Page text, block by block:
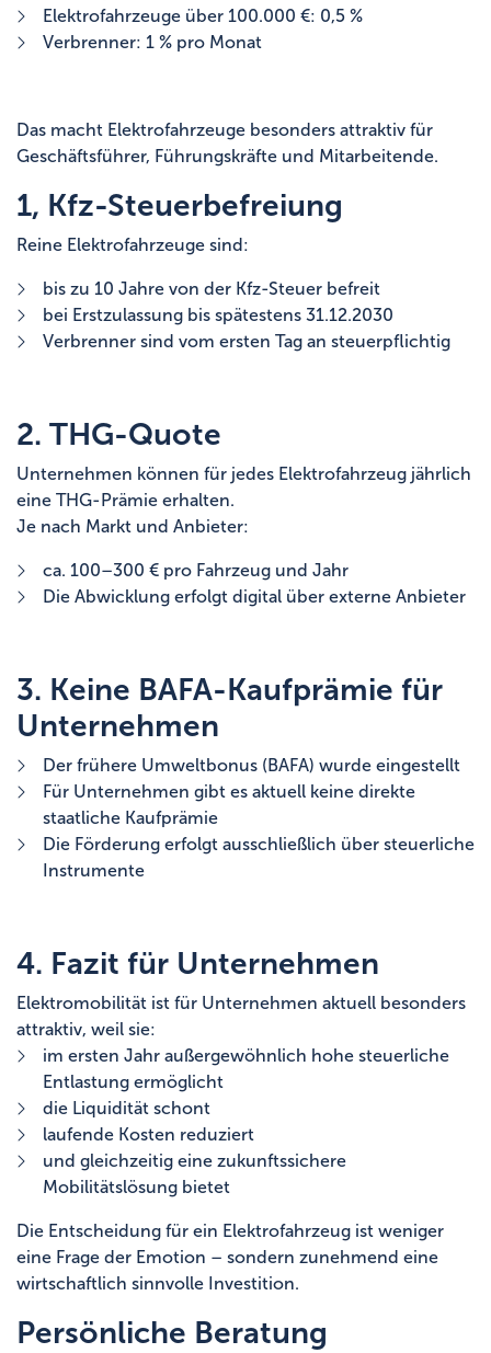
Elektrofahrzeuge über 100.000 €: 0,5 %
Verbrenner: 1 % pro Monat
Das macht Elektrofahrzeuge besonders attraktiv für
Geschäftsführer, Führungskräfte und Mitarbeitende.
1, Kfz-Steuerbefreiung
Reine Elektrofahrzeuge sind:
bis zu 10 Jahre von der Kfz-Steuer befreit
bei Erstzulassung bis spätestens 31.12.2030
Verbrenner sind vom ersten Tag an steuerpflichtig
2. THG-Quote
Unternehmen können für jedes Elektrofahrzeug jährlich
eine THG-Prämie erhalten.
Je nach Markt und Anbieter:
ca. 100–300 € pro Fahrzeug und Jahr
Die Abwicklung erfolgt digital über externe Anbieter
3. Keine BAFA-Kaufprämie für
Unternehmen
Der frühere Umweltbonus (BAFA) wurde eingestellt
Für Unternehmen gibt es aktuell keine direkte
staatliche Kaufprämie
Die Förderung erfolgt ausschließlich über steuerliche
Instrumente
4. Fazit für Unternehmen
Elektromobilität ist für Unternehmen aktuell besonders
attraktiv, weil sie:
im ersten Jahr außergewöhnlich hohe steuerliche
Entlastung ermöglicht
die Liquidität schont
laufende Kosten reduziert
und gleichzeitig eine zukunftssichere
Mobilitätslösung bietet
Die Entscheidung für ein Elektrofahrzeug ist weniger
eine Frage der Emotion – sondern zunehmend eine
wirtschaftlich sinnvolle Investition.
Persönliche Beratung